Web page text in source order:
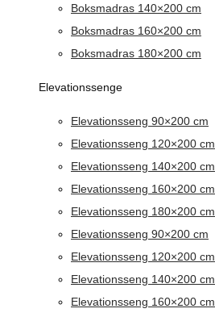
Boksmadras 140×200 cm
Boksmadras 160×200 cm
Boksmadras 180×200 cm
Elevationssenge
Elevationsseng 90×200 cm
Elevationsseng 120×200 cm
Elevationsseng 140×200 cm
Elevationsseng 160×200 cm
Elevationsseng 180×200 cm
Elevationsseng 90×200 cm
Elevationsseng 120×200 cm
Elevationsseng 140×200 cm
Elevationsseng 160×200 cm